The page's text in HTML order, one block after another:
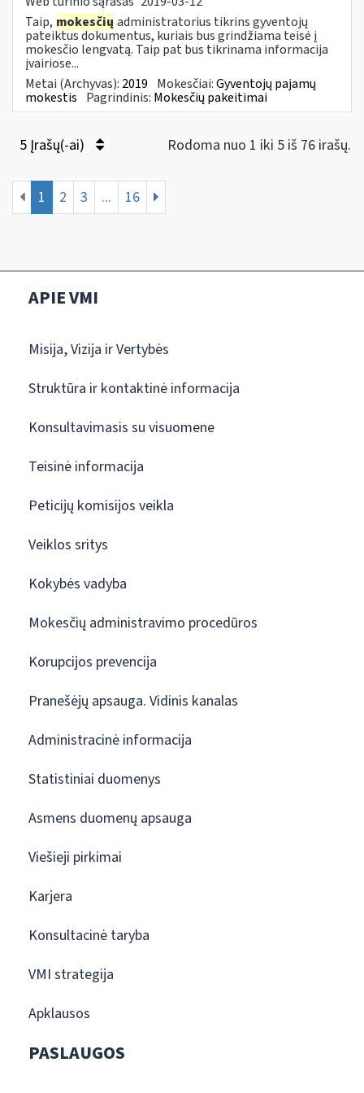
Taip, mokesčių administratorius tikrins gyventojų
pateiktus dokumentus, kuriais bus grindžiama teisė į
mokesčio lengvatą. Taip pat bus tikrinama informacija
įvairiose...
Metai (Archyvas): 2019 Mokesčiai:Gyventojų pajamų
mokestis Pagrindinis: Mokesčių pakeitimai
5 Įrašų(-ai) Rodoma nuo 1 iki 5 iš 76 irašų.
1 2 3 ... 16
APIE VMI
Misija, Vizija ir Vertybės
Struktūra ir kontaktinė informacija
Konsultavimasis su visuomene
Teisinė informacija
Peticijų komisijos veikla
Veiklos sritys
Kokybės vadyba
Mokesčių administravimo procedūros
Korupcijos prevencija
Pranešėjų apsauga. Vidinis kanalas
Administracinė informacija
Statistiniai duomenys
Asmens duomenų apsauga
Viešieji pirkimai
Karjera
Konsultacinė taryba
VMI strategija
Apklausos
PASLAUGOS